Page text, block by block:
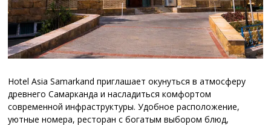
Hotel Asia Samarkand приглашает окунуться в атмосферу
древнего Самарканда и насладиться комфортом
современной инфраструктуры. Удобное расположение,
уютные номера, ресторан с богатым выбором блюд,